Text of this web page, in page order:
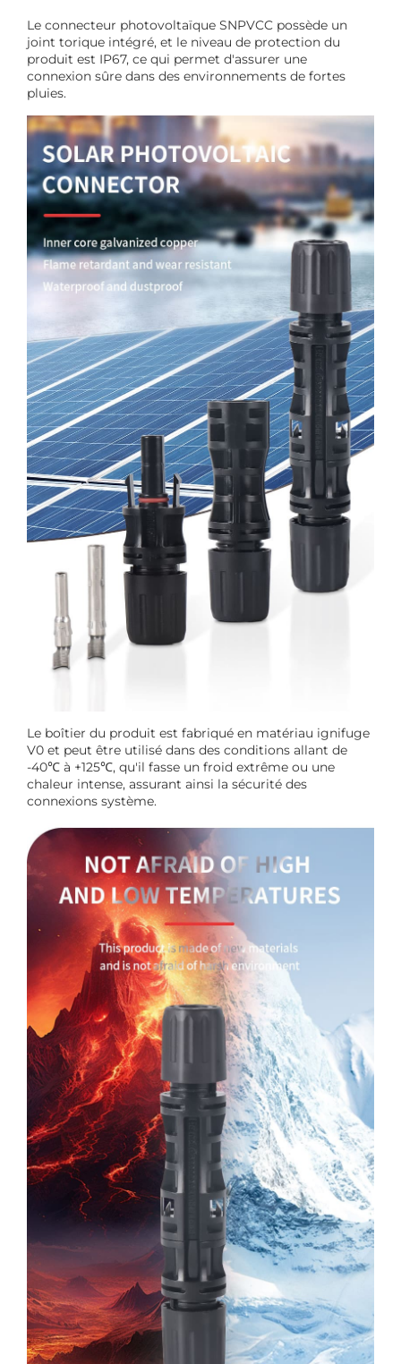
Le connecteur photovoltaïque SNPVCC possède un
joint torique intégré, et le niveau de protection du
produit est IP67, ce qui permet d'assurer une
connexion sûre dans des environnements de fortes
pluies.
Le boîtier du produit est fabriqué en matériau ignifuge
V0 et peut être utilisé dans des conditions allant de
-40℃ à +125℃, qu'il fasse un froid extrême ou une
chaleur intense, assurant ainsi la sécurité des
connexions système.